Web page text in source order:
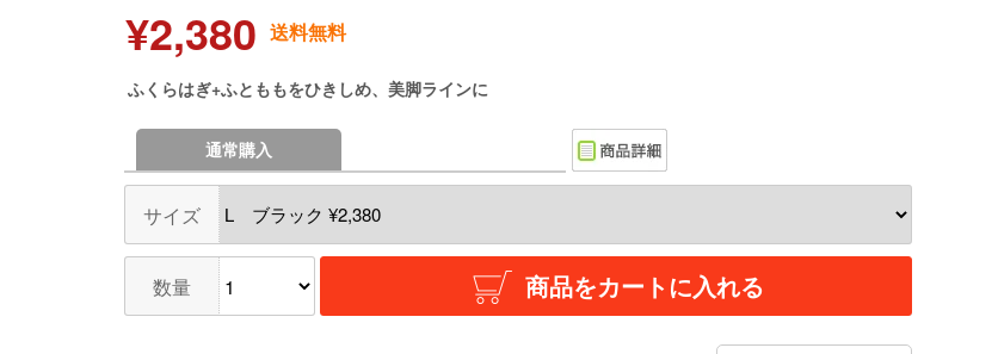
¥2,380 送料無料
ふくらはぎ+ふとももをひきしめ、美脚ラインに
通常購入
サイズ
数量 商品をカートに入れる